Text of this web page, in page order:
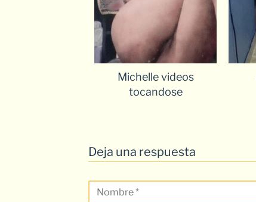
Michelle videos
tocandose
Deja una respuesta